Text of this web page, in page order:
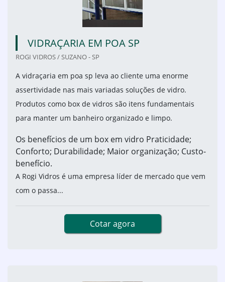
VIDRAÇARIA EM POA SP
ROGI VIDROS / SUZANO - SP
A vidraçaria em poa sp leva ao cliente uma enorme
assertividade nas mais variadas soluções de vidro.
Produtos como box de vidros são itens fundamentais
para manter um banheiro organizado e limpo.
Os benefícios de um box em vidro Praticidade;
Conforto; Durabilidade; Maior organização; Custo-
benefício.
A Rogi Vidros é uma empresa líder de mercado que vem
com o passa...
Cotar agora